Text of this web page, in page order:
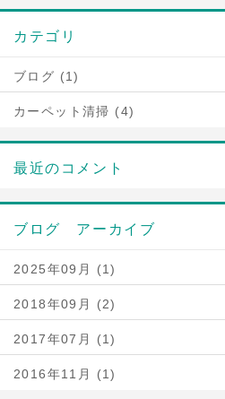
カテゴリ
ブログ (1)
カーペット清掃 (4)
最近のコメント
ブログ アーカイブ
2025年09月 (1)
2018年09月 (2)
2017年07月 (1)
2016年11月 (1)